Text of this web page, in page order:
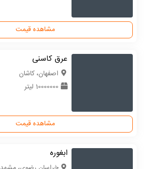
مشاهده قیمت
عرق کاسنی
اصفهان، کاشان
10000000 لیتر
مشاهده قیمت
ابغوره